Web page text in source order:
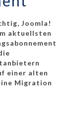
Joomla!
aktuellsten
einer alten
Migration